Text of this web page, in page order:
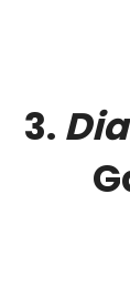
3.